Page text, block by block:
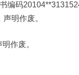
编码
明作废。
作废。